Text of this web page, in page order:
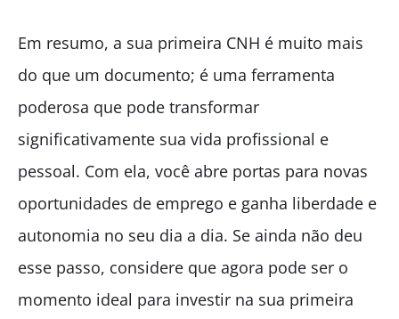
Em resumo, a sua primeira CNH é muito mais
do que um documento; é uma ferramenta
poderosa que pode transformar
significativamente sua vida profissional e
pessoal. Com ela, você abre portas para novas
oportunidades de emprego e ganha liberdade e
autonomia no seu dia a dia. Se ainda não deu
esse passo, considere que agora pode ser o
momento ideal para investir na sua primeira